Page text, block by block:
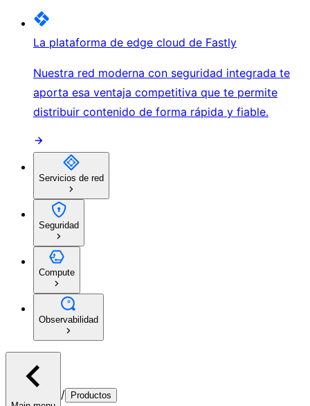
La plataforma de edge cloud de Fastly
Nuestra red moderna con seguridad integrada te
aporta esa ventaja competitiva que te permite
distribuir contenido de forma rápida y fiable.
Servicios de red
Seguridad
Compute
Observabilidad
/ Productos